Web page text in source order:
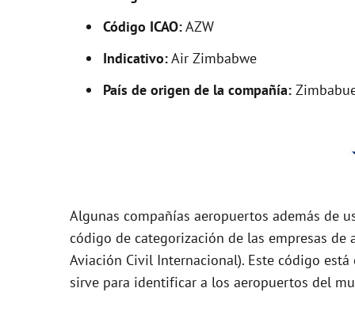
Código ICAO:AZW
Indicativo:Air Zimbabwe
País de origen de la compañía:
Algunas compañías aeropuertos además de
código de categorización de las empresas
Aviación Civil Internacional). Este código
sirve para identificar a los aeropuertos del